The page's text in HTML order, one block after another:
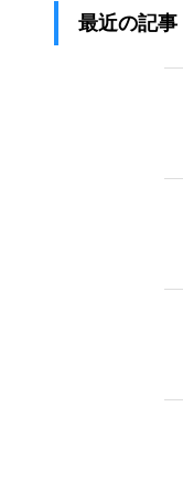
最近の記事